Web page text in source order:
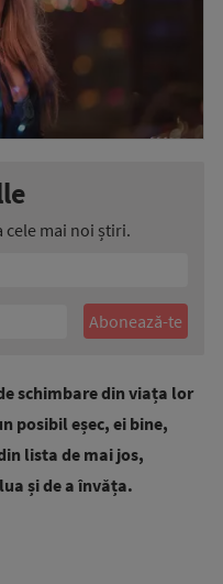
cele mai noi știri.
schimbare din viața lor
posibil eșec, ei bine,
lista de mai jos,
și de a învăța.